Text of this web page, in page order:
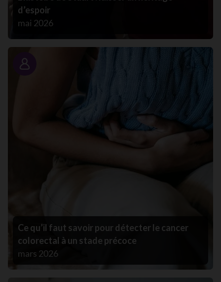
d’espoir
mai 2026
Portrait
Ce qu’il faut savoir pour détecter le cancer
colorectal à un stade précoce
mars 2026